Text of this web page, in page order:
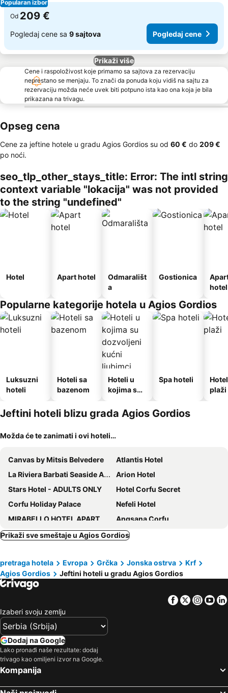
Popularan izbor
Od 209 €
Pogledaj cene sa 9 sajtova Pogledaj cene
Prikaži više
Cene i raspoloživost koje primamo sa sajtova za rezervaciju
neprestano se menjaju. To znači da ponuda koju vidiš na sajtu za
rezervaciju možda neće uvek biti potpuno ista kao ona koja je bila
prikazana na trivagu.
Opseg cena
Cene za jeftine hotele u gradu Agios Gordios su od ‎60 € do ‎209 €
po noći.
seo_tlp_other_stays_title: Error: The intl string
context variable "lokacija" was not provided
to the string "undefined"
Hotel Apart hotel
Odmarališt
a
Gostionica
hotel
Popularne kategorije hotela u Agios Gordios
Luksuzni
hoteli
Hoteli sa
bazenom
Hoteli u
kojima su
kućni
ljubimci
Spa hoteli
plaži
Jeftini hoteli blizu grada Agios Gordios
Možda će te zanimati i ovi hoteli…
Canvas by Mitsis Belvedere
Atlantis Hotel
La Riviera Barbati Seaside Apartments
Arion Hotel
Stars Hotel - ADULTS ONLY
Hotel Corfu Secret
Corfu Holiday Palace
Nefeli Hotel
MIRABELLO HOTEL APARTMENTS
Angsana Corfu
Mon Repos Palace
Messonghi Beach
Elea Beach Hotel
Potamaki Beach Hotel
Silver Bay Hotel
Ionian Arches
ALYSSIUM
Sunset Hotel
Domes Miramare, a Luxury Collection Resort, Corfu
Corfu Maris Hotel
Konstantinoupolis
Opera Blue Hotel
Hotel Yannis Corfu
Prikaži sve smeštaje u Agios Gordios
pretraga hotela Evropa Grčka Jonska ostrva
Krf
Agios Gordios
Jeftini hoteli u gradu Agios Gordios
Facebook
Twitter
Izaberi svoju zemlju
Dodaj na Google
Lako pronađi naše rezultate: dodaj
trivago kao omiljeni izvor na Google.
Kompanija